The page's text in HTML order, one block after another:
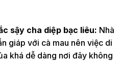
sậy cha diệp bạc liêu: Nhà
giáp với cà mau nên việc di
khá dễ dàng nơi đây không